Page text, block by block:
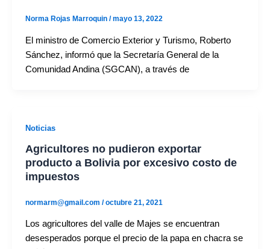
Norma Rojas Marroquin /mayo 13, 2022
El ministro de Comercio Exterior y Turismo, Roberto
Sánchez, informó que la Secretaría General de la
Comunidad Andina (SGCAN), a través de
Noticias
Agricultores no pudieron exportar
producto a Bolivia por excesivo costo de
impuestos
normarm@gmail.com /octubre 21, 2021
Los agricultores del valle de Majes se encuentran
desesperados porque el precio de la papa en chacra se